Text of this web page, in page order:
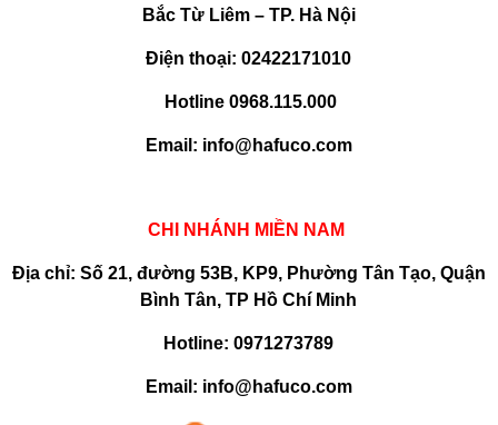
Bắc Từ Liêm – TP. Hà Nội
Điện thoại: 02422171010
Hotline 0968.115.000
Email: info@hafuco.com
CHI NHÁNH MIỀN NAM
Địa chỉ: Số 21, đường 53B, KP9, Phường Tân Tạo, Quận
Bình Tân, TP Hồ Chí Minh
Hotline: 0971273789
Email: info@hafuco.com